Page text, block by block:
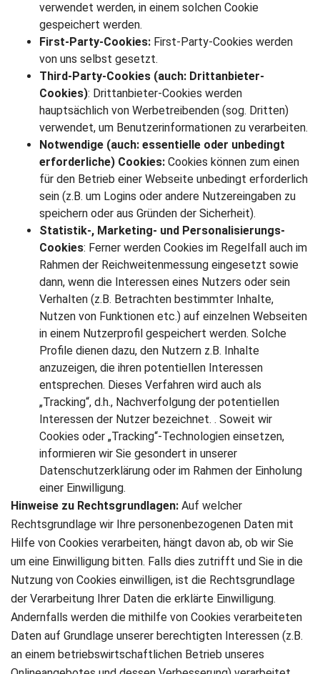
verwendet werden, in einem solchen Cookie
gespeichert werden.
First-Party-Cookies: First-Party-Cookies werden
von uns selbst gesetzt.
Third-Party-Cookies (auch: Drittanbieter-
Cookies): Drittanbieter-Cookies werden
hauptsächlich von Werbetreibenden (sog. Dritten)
verwendet, um Benutzerinformationen zu verarbeiten.
Notwendige (auch: essentielle oder unbedingt
erforderliche) Cookies: Cookies können zum einen
für den Betrieb einer Webseite unbedingt erforderlich
sein (z.B. um Logins oder andere Nutzereingaben zu
speichern oder aus Gründen der Sicherheit).
Statistik-, Marketing- und Personalisierungs-
Cookies: Ferner werden Cookies im Regelfall auch im
Rahmen der Reichweitenmessung eingesetzt sowie
dann, wenn die Interessen eines Nutzers oder sein
Verhalten (z.B. Betrachten bestimmter Inhalte,
Nutzen von Funktionen etc.) auf einzelnen Webseiten
in einem Nutzerprofil gespeichert werden. Solche
Profile dienen dazu, den Nutzern z.B. Inhalte
anzuzeigen, die ihren potentiellen Interessen
entsprechen. Dieses Verfahren wird auch als
„Tracking“, d.h., Nachverfolgung der potentiellen
Interessen der Nutzer bezeichnet. . Soweit wir
Cookies oder „Tracking“-Technologien einsetzen,
informieren wir Sie gesondert in unserer
Datenschutzerklärung oder im Rahmen der Einholung
einer Einwilligung.
Hinweise zu Rechtsgrundlagen: Auf welcher
Rechtsgrundlage wir Ihre personenbezogenen Daten mit
Hilfe von Cookies verarbeiten, hängt davon ab, ob wir Sie
um eine Einwilligung bitten. Falls dies zutrifft und Sie in die
Nutzung von Cookies einwilligen, ist die Rechtsgrundlage
der Verarbeitung Ihrer Daten die erklärte Einwilligung.
Andernfalls werden die mithilfe von Cookies verarbeiteten
Daten auf Grundlage unserer berechtigten Interessen (z.B.
an einem betriebswirtschaftlichen Betrieb unseres